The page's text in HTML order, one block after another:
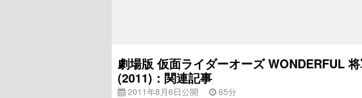
劇場版 仮面ライダーオーズ WONDERFUL
(2011)：関連記事
2011年8月6日公開 65分